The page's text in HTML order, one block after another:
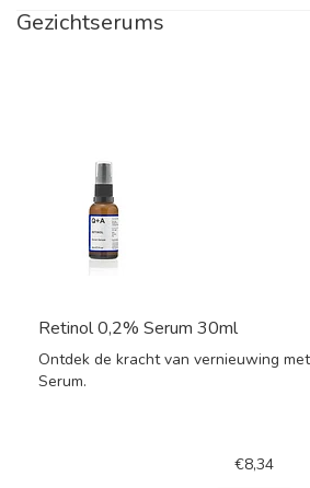
Gezichtserums
Retinol 0,2% Serum 30ml
Ontdek de kracht van vernieuwing
Serum.
€8,34